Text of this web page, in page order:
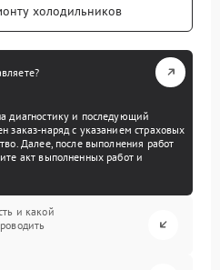
холодильников
диагностику и последующий
заказ-наряд с указанием страховых
Далее, после выполнения работ
акт выполненных работ и
и какой